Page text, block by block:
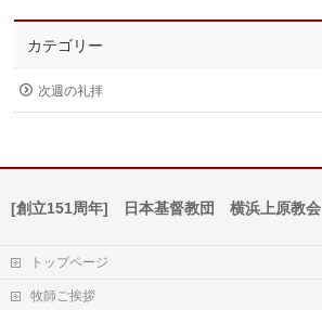
カテゴリー
次週の礼拝
[創立151周年] 日本基督教団 横浜上原教会
トップページ
牧師ご挨拶